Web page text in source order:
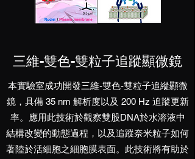
三維-雙色-雙粒子追蹤顯微鏡
​本實驗室成功開發三維-雙色-雙粒子追縱顯微
鏡，具備 35 nm 解析度以及 200 Hz 追蹤更新
率。應用此技術於觀察雙股DNA於水溶液中
結構改變的動態過程，以及追蹤奈米粒子如何
著陸於活細胞之細胞膜表面。此技術將有助於